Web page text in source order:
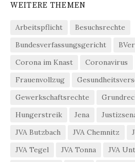
WEITERE THEMEN
Arbeitspflicht
Besuchsrechte
Bundesverfassungsgericht
Corona im Knast
Coronavirus
Frauenvollzug
Gewerkschaftsrechte
Hungerstreik
Jena
JVA Butzbach
JVA Chemnitz
JVA Tegel
JVA Tonna
JVA